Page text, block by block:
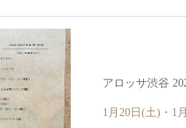
アロッサ渋谷
1月20日(土)・1